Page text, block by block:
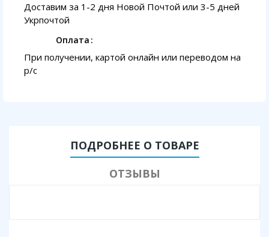
Доставим за 1-2 дня Новой Почтой или 3-5 дней
Укрпочтой
Оплата
При получении, картой онлайн или переводом на
p/с
ПОДРОБНЕЕ О ТОВАРЕ
ОТЗЫВЫ